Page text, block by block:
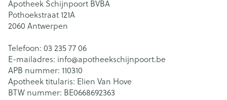
Apotheek Schijnpoort BVBA
Pothoekstraat 121A
2060 Antwerpen
Telefoon: 03 235 77 06
E-mailadres: info@apotheekschijnpoort.be
APB nummer: 110310
Apotheek titularis: Elien Van Hove
BTW nummer: BE0668692363